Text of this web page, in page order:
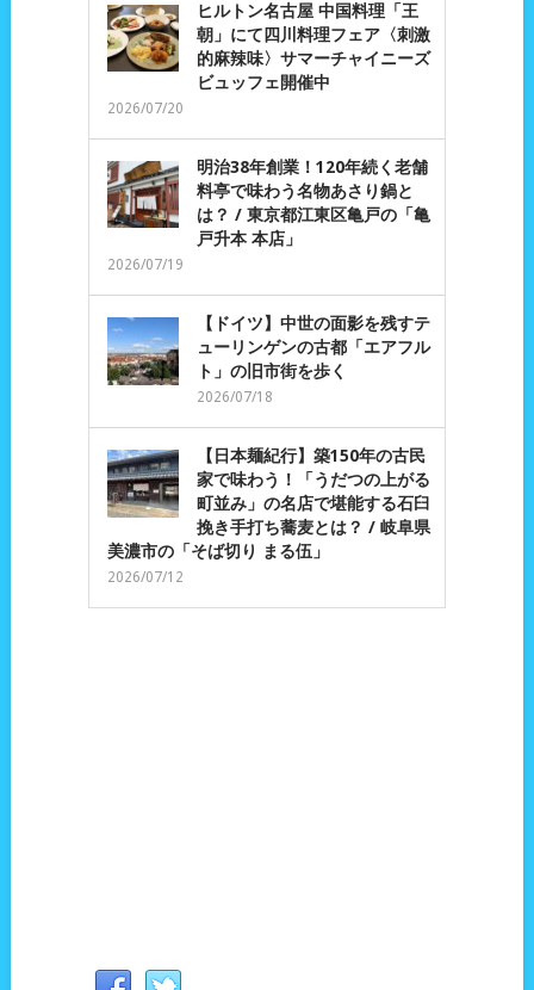
ヒルトン名古屋 中国料理「王
朝」にて四川料理フェア〈刺激
的麻辣味〉サマーチャイニーズ
ビュッフェ開催中
2026/07/20
明治38年創業！120年続く老舗
料亭で味わう名物あさり鍋と
は？ / 東京都江東区亀戸の「亀
戸升本 本店」
2026/07/19
【ドイツ】中世の面影を残すテ
ューリンゲンの古都「エアフル
ト」の旧市街を歩く
2026/07/18
【日本麺紀行】築150年の古民
家で味わう！「うだつの上がる
町並み」の名店で堪能する石臼
挽き手打ち蕎麦とは？ / 岐阜県
美濃市の「そば切り まる伍」
2026/07/12